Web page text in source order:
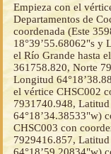
Empieza con el
Departamentos de
coordenada (Este
18°39’55.68062"s y
el Río Grande hasta
361758.820, Norte
Longitud
el vértice CHSC002
7931740.948,
64°18’34.38533"w)
CHSC003 con
7929416.857,
64°18’59.20834"w)